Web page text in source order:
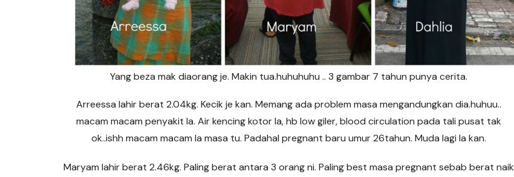
Yang beza mak diaorang je. Makin tua.huhuhuhu .. 3 gambar 7 tahun punya cerita.
Arreessa lahir berat 2.04kg. Kecik je kan. Memang ada problem masa mengandungkan dia.huhuu..
macam macam penyakit la. Air kencing kotor la, hb low giler, blood circulation pada tali pusat tak
ok..ishh macam macam la masa tu. Padahal pregnant baru umur 26tahun. Muda lagi la kan.
Maryam lahir berat 2.46kg. Paling berat antara 3 orang ni. Paling best masa pregnant sebab berat naik